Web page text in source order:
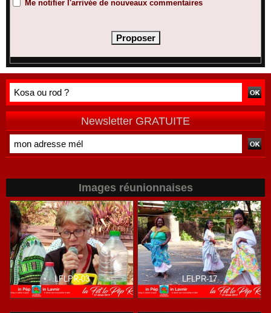
Me notifier l'arrivée de nouveaux commentaires
Newsletter GRATUITE
Images réunionnaises
LFLPR-03 LFLPR-17